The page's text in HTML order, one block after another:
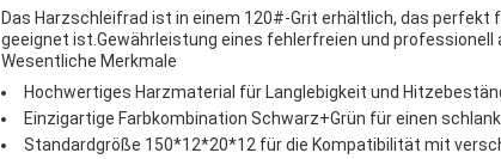
Das Harzschleifrad ist in einem 120#-Grit erhältlich, das
geeignet ist.Gewährleistung eines fehlerfreien und professionell
Wesentliche Merkmale
Hochwertiges Harzmaterial für Langlebigkeit und
Einzigartige Farbkombination Schwarz+Grün für einen
Standardgröße 150*12*20*12 für die Kompatibilität mit